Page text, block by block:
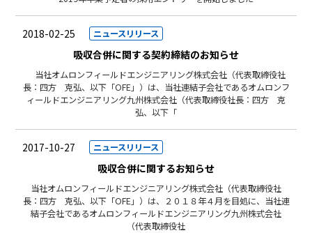
2018-02-25 ニュースリリース
吸収合併に関する契約締結のお知らせ
当社オムロンフィールドエンジニアリング株式会社（代表取締役社
長：四方 克弘、以下「OFE」）は、当社連結子会社であるオムロンフ
ィールドエンジニアリング九州株式会社（代表取締役社長：四方 克
弘、以下「
2017-10-27 ニュースリリース
吸収合併に関するお知らせ
当社オムロンフィールドエンジニアリング株式会社（代表取締役社
長：四方 克弘、以下「OFE」）は、２０１８年４月を目処に、当社連
結子会社であるオムロンフィールドエンジニアリング九州株式会社
（代表取締役社